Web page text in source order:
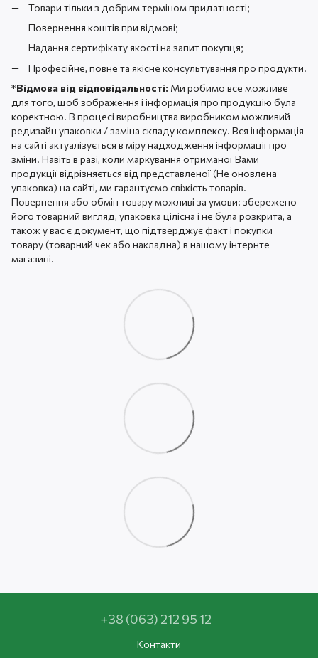
Товари тільки з добрим терміном придатності;
Повернення коштів при відмові;
Надання сертифікату якості на запит покупця;
Професійне, повне та якісне консультування про продукти.
*Відмова від відповідальності: Ми робимо все можливе
для того, щоб зображення і інформація про продукцію була
коректною. В процесі виробництва виробником можливий
редизайн упаковки / заміна складу комплексу. Вся інформація
на сайті актуалізується в міру надходження інформації про
зміни. Навіть в разі, коли маркування отриманої Вами
продукції відрізняється від представленої (Не оновлена ​​
упаковка) на сайті, ми гарантуємо свіжість товарів.
Повернення або обмін товару можливі за умови: збережено
його товарний вигляд, упаковка цілісна і не була розкрита, а
також у вас є документ, що підтверджує факт і покупки
товару (товарний чек або накладна) в нашому інтернте-
магазині.
+38 (063) 212 95 12
Контакти